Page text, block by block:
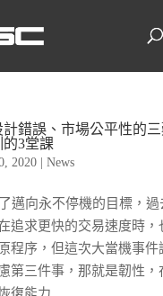
計錯誤、市場公平性的
3堂課
2020| News
邁向永不停機的目標，過
追求更快的交易速度時，
程序，但這次大當機事件
第三件事，那就是韌性，